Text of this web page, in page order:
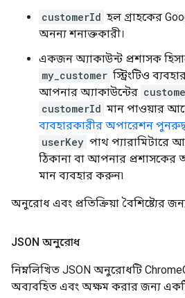
customerId হল গ্রাহকের
অনন্য শনাক্তকারী।
একজন অ্যাকাউন্ট প্রশাসক
my_customer স্ট্রিংটিও
আপনার অ্যাকাউন্টের
customerId মান পাওয়ার
ব্যবহারকারীর অপারেশন
userKey পাথ প্যারামিটারে
ঠিকানা বা আপনার প্রশাসকের
মান ব্যবহার করুন৷
অনুরোধ এবং প্রতিক্রিয়া বৈশিষ্ট্যের
JSON অনুরোধ
নিম্নলিখিত JSON অনুরোধটি
অব্যবহিত এবং অক্ষম করার জন্য